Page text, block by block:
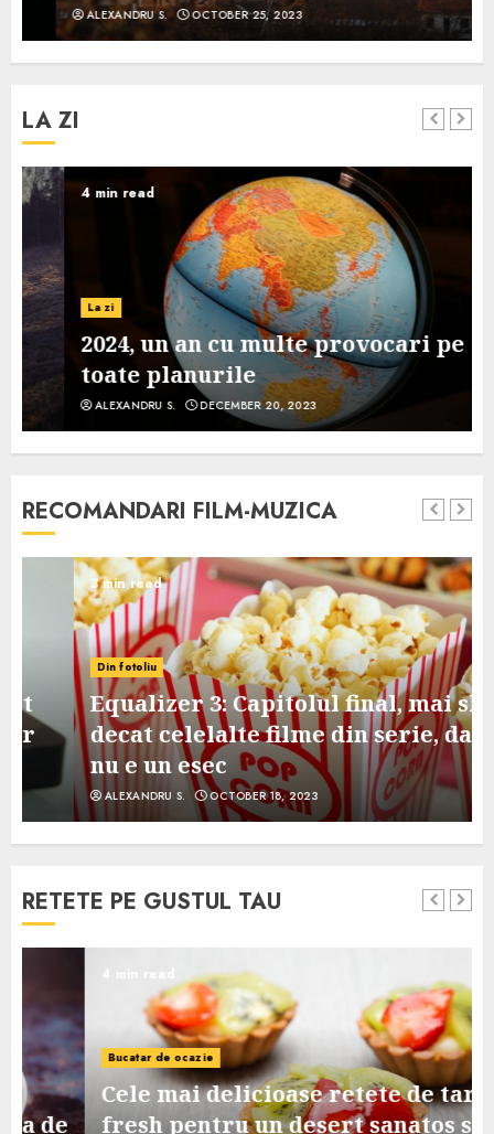
ALEXANDRU S. OCTOBER 25, 2023
LA ZI
4 min read
La zi
2024, un an cu multe provocari pe
toate planurile
ALEXANDRU S. DECEMBER 20, 2023
RECOMANDARI FILM-MUZICA
3 min read
Din fotoliu
Equalizer 3: Capitolul final, mai slab
decat celelalte filme din serie, dar
nu e un esec
ALEXANDRU S. OCTOBER 18, 2023
RETETE PE GUSTUL TAU
4 min read
Bucatar de ocazie
Cele mai delicioase retete de tarte
fresh pentru un desert sanatos si